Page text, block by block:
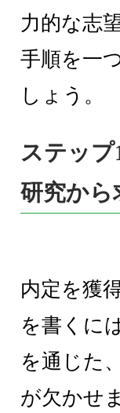
力的な志
手順を一
しょう。
ステップ
研究から
内定を獲
を書くに
を通じた
が欠かせ